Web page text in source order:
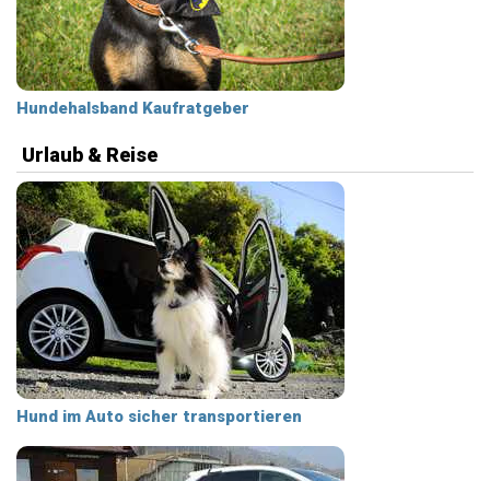
Hundehalsband Kaufratgeber
Urlaub & Reise
Hund im Auto sicher transportieren